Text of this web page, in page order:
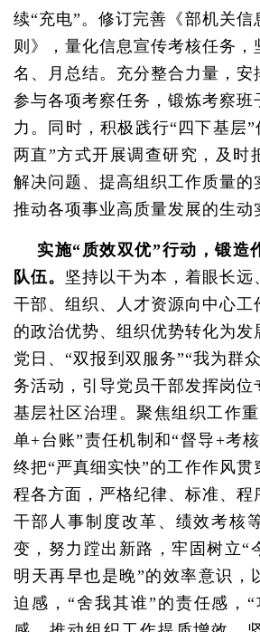
续“充电”。修订完善《部机关信
则》，量化信息宣传考核任务，
名、月总结。充分整合力量，安
参与各项考察任务，锻炼考察班
力。同时，积极践行“四下基层
两直”方式开展调查研究，及时
解决问题、提高组织工作质量的
推动各项事业高质量发展的生动
实施“质效双优”行动，锻造
队伍。 坚持以干为本，着眼长远
干部、组织、人才资源向中心工
的政治优势、组织优势转化为发
党日、“双报到双服务”“我为群
务活动，引导党员干部发挥岗位
基层社区治理。聚焦组织工作
单+台账”责任机制和“督导+考
终把“严真细实快”的工作作风贯
程各方面，严格纪律、标准、程
干部人事制度改革、绩效考核
变，努力蹚出新路，牢固树立“
明天再早也是晚”的效率意识，
迫感，“舍我其谁”的责任感，